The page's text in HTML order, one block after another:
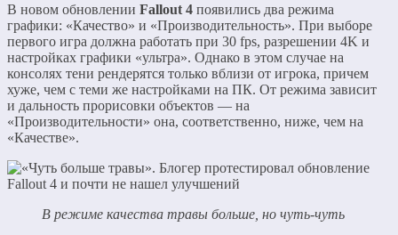
В новом обновлении Fallout 4 появились два режима
графики: «Качество» и «Производительность». При выборе
первого игра должна работать при 30 fps, разрешении 4K и
настройках графики «ультра». Однако в этом случае на
консолях тени рендерятся только вблизи от игрока, причем
хуже, чем с теми же настройками на ПК. От режима зависит
и дальность прорисовки объектов — на
«Производительности» она, соответственно, ниже, чем на
«Качестве».
В режиме качества травы больше, но чуть-чуть